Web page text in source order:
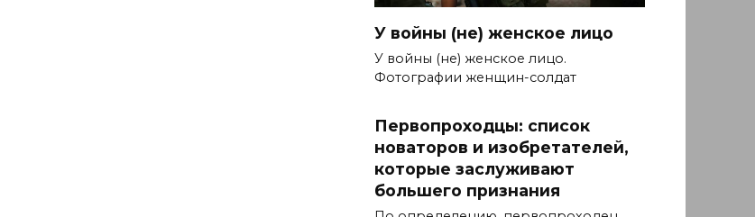
У войны (не) женское лицо
У войны (не) женское лицо.
Фотографии женщин-солдат
Первопроходцы: список
новаторов и изобретателей,
которые заслуживают
большего признания